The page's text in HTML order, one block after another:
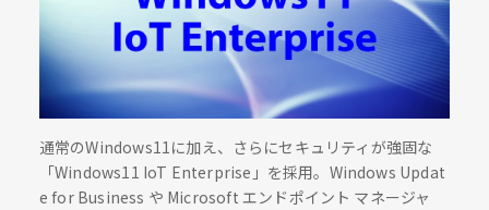
通常のWindows11に加え、さらにセキュリティが強固な
「Windows11 IoT Enterprise」を採用。Windows Updat
e for Business や Microsoft エンドポイント マネージャ